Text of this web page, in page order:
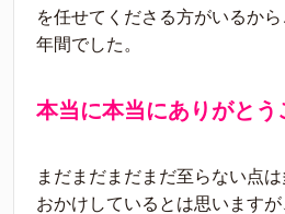
を任せてくださる方がいるか
年間でした。
本当に本当にありがと
まだまだまだまだ至らない点
おかけしているとは思います